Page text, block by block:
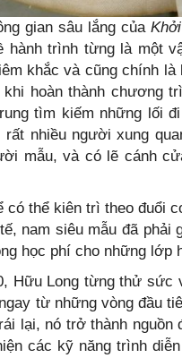
gian sâu lắng của
hành trình từng là một
khắc và cũng chính
hoàn thành chương
tìm kiếm những lối
nhiều người xung
mẫu, và có lẽ cánh
có thể kiên trì theo đuổi
nam siêu mẫu đã phải
học phí cho những lớp
Hữu Long từng thử
từ những vòng đầu
lại, nó trở thành
các kỹ năng trình